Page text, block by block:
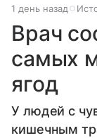
1 день назад
Врач
самых
ягод
У людей с
кишечным